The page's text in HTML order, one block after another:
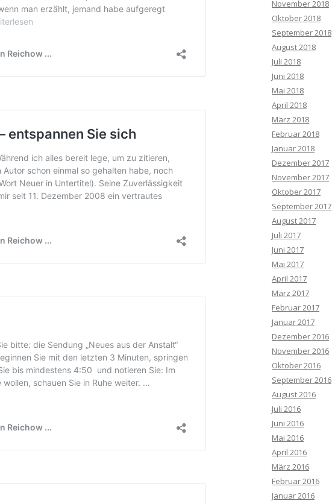
November 2018
Oktober 2018
September 2018
August 2018
Juli 2018
Juni 2018
Mai 2018
April 2018
März 2018
Februar 2018
Januar 2018
Dezember 2017
November 2017
Oktober 2017
September 2017
August 2017
Juli 2017
Juni 2017
Mai 2017
April 2017
März 2017
Februar 2017
Januar 2017
Dezember 2016
November 2016
Oktober 2016
September 2016
August 2016
Juli 2016
Juni 2016
Mai 2016
April 2016
März 2016
Februar 2016
Januar 2016